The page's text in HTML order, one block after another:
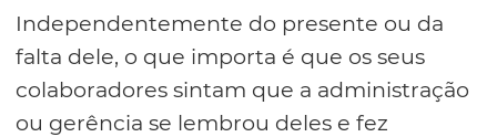
Independentemente do presente ou da
falta dele, o que importa é que os seus
colaboradores sintam que a administração
ou gerência se lembrou deles e fez